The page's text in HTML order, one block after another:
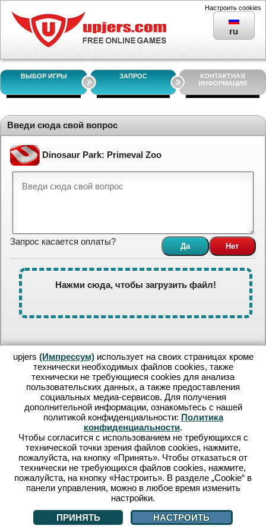
ru
ВЫБОР ИГРЫ ЗАПРОС
КОНТАКТНАЯ
ИНФОРМАЦИЯ
Введи сюда свой вопрос
Dinosaur Park: Primeval Zoo
Запрос касается оплаты?
Нажми сюда, чтобы загрузить файл!
Общие положения|Политика конфиденциальности
Импрессум|FAQ
upjers (Импрессум)использует на своих страницах кроме
технически необходимых файлов сookies, также
технически не требующиеся cookies для анализа
пользовательских данных, а также предоставления
социальных медиа-сервисов. Для получения
дополнительной информации, ознакомьтесь с нашей
политикой конфиденциальности: Политика
конфиденциальности.
Чтобы согласится с использованием не требующихся с
технической точки зрения файлов cookies, нажмите,
пожалуйста, на кнопку «Принять». Чтобы отказаться от
технически не требующихся файлов cookies, нажмите,
пожалуйста, на кнопку «Настроить». В разделе „Cookie“ в
панели управления, можно в любое время изменить
настройки.
ПРИНЯТЬ
НАСТРОИТЬ
Настроить cookies